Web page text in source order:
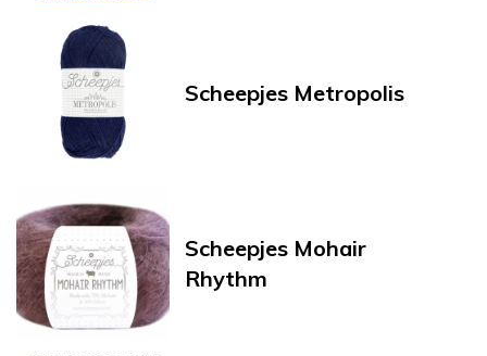
Scheepjes Metropolis
Scheepjes Mohair
Rhythm